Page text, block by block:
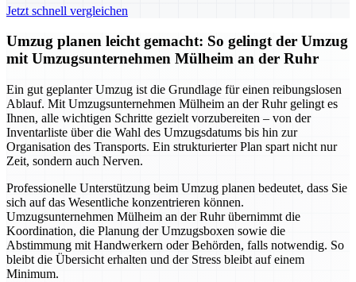
Jetzt schnell vergleichen
Umzug planen leicht gemacht: So gelingt der Umzug
mit Umzugsunternehmen Mülheim an der Ruhr
Ein gut geplanter Umzug ist die Grundlage für einen reibungslosen
Ablauf. Mit Umzugsunternehmen Mülheim an der Ruhr gelingt es
Ihnen, alle wichtigen Schritte gezielt vorzubereiten – von der
Inventarliste über die Wahl des Umzugsdatums bis hin zur
Organisation des Transports. Ein strukturierter Plan spart nicht nur
Zeit, sondern auch Nerven.
Professionelle Unterstützung beim Umzug planen bedeutet, dass Sie
sich auf das Wesentliche konzentrieren können.
Umzugsunternehmen Mülheim an der Ruhr übernimmt die
Koordination, die Planung der Umzugsboxen sowie die
Abstimmung mit Handwerkern oder Behörden, falls notwendig. So
bleibt die Übersicht erhalten und der Stress bleibt auf einem
Minimum.